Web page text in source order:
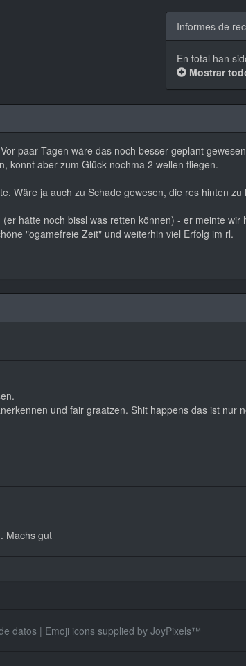
Informes de
En total han
Mostrar
paar Tagen wäre das noch besser geplant
konnt aber zum Glück nochma 2 wellen fliegen.
Wäre ja auch zu Schade gewesen, die res hinten zu
hätte noch bissl was retten können) - er meinte
"ogamefreie Zeit" und weiterhin viel Erfolg im rl.
und fair graatzen. Shit happens das ist
Machs gut
datos | Emoji icons supplied by JoyPixels™